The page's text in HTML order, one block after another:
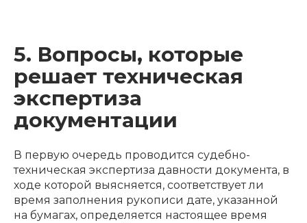
5. Вопросы, которые
решает техническая
экспертиза
документации
В первую очередь проводится судебно-
техническая экспертиза давности документа, в
ходе которой выясняется, соответствует ли
время заполнения рукописи дате, указанной
на бумагах, определяется настоящее время